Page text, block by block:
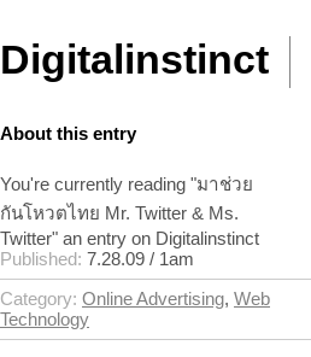
Digitalinstinct
About this entry
You're currently reading "มาช่วย
กันโหวตไทย Mr. Twitter & Ms.
Twitter" an entry on Digitalinstinct
Published: 7.28.09 / 1am
Category: Online Advertising, Web
Technology